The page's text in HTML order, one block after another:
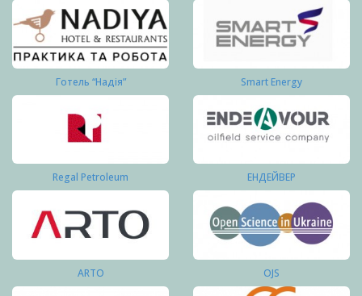
Готель “Надія” Smart Energy
Regal Petroleum ЕНДЕЙВЕР
ARTO OJS